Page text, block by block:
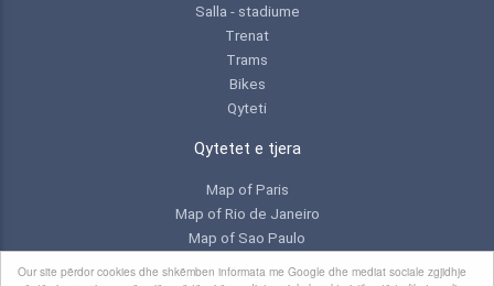
Our site përdor cookies dhe shkëmben informata me Google dhe mediat sociale zgjidhje
Salla - stadiume
Trenat
Trams
Bikes
Qyteti
Qytetet e tjera
Map of Paris
Map of Rio de Janeiro
Map of Sao Paulo